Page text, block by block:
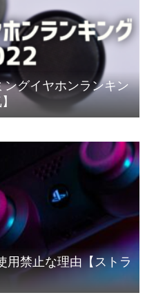
グイヤホンランキン
用禁止な理由【ストラ